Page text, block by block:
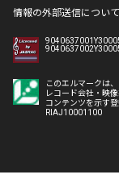
情報の外部送信について
このエルマークは、
レコード会社・映
コンテンツを示す登
RIAJ10001100